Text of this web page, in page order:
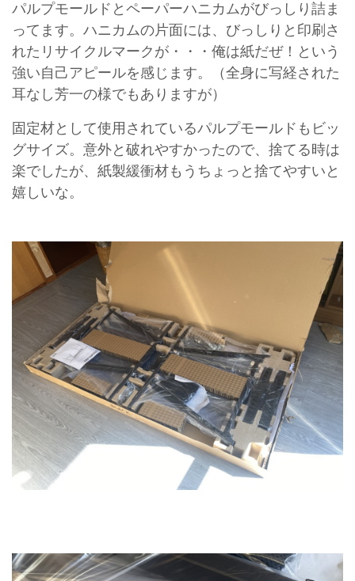
パルプモールドとペーパーハニカムがびっしり詰ま
ってます。ハニカムの片面には、びっしりと印刷さ
れたリサイクルマークが・・・俺は紙だぜ！という
強い自己アピールを感じます。（全身に写経された
耳なし芳一の様でもありますが）
固定材として使用されているパルプモールドもビッ
グサイズ。意外と破れやすかったので、捨てる時は
楽でしたが、紙製緩衝材もうちょっと捨てやすいと
嬉しいな。